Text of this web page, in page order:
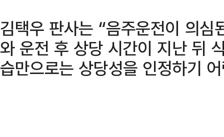
김택우 판사는 “음주운전이 의
와 운전 후 상당 시간이 지난 뒤
습만으로는 상당성을 인정하기